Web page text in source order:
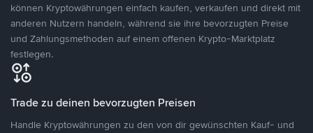
können Kryptowährungen einfach kaufen, verkaufen und direkt mit
anderen Nutzern handeln, während sie ihre bevorzugten Preise
und Zahlungsmethoden auf einem offenen Krypto-Marktplatz
festlegen.
Trade zu deinen bevorzugten Preisen
Handle Kryptowährungen zu den von dir gewünschten Kauf- und